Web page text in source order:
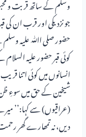
وسلم کے ساتھ قربت و
جو نزدیکی اور قرب ان
حضور صلی اﷲ علیہ
کوئی قبر حضور علیہ
انسانوں میں کوئی اتنا
شیخین کے حق میں سوءِ
(عراقیوں) سے کہا:’’
دیں، نہ تمھارے گھر